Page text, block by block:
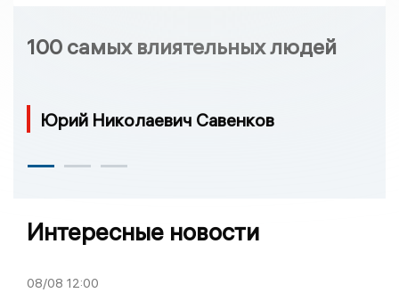
100 самых влиятельных людей
Юрий Николаевич Савенков
Интересные новости
08/08 12:00